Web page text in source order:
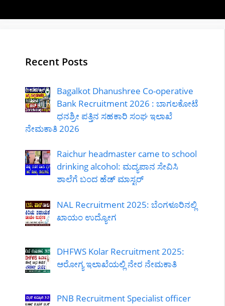
Recent Posts
Bagalkot Dhanushree Co-operative
Bank Recruitment 2026 : ಬಾಗಲಕೋಟೆ
ಧನಶ್ರೀ ಪತ್ತಿನ ಸಹಕಾರಿ ಸಂಘ ಇಲಾಖೆ
ನೇಮಕಾತಿ 2026
Raichur headmaster came to school
drinking alcohol: ಮದ್ಯಪಾನ ಸೇವಿಸಿ
ಶಾಲೆಗೆ ಬಂದ ಹೆಡ್ ಮಾಸ್ಟರ್
NAL Recruitment 2025: ಬೆಂಗಳೂರಿನಲ್ಲಿ
ಖಾಯಂ ಉದ್ಯೋಗ
DHFWS Kolar Recruitment 2025:
ಆರೋಗ್ಯ ಇಲಾಖೆಯಲ್ಲಿ ನೇರ ನೇಮಕಾತಿ
PNB Recruitment Specialist officer